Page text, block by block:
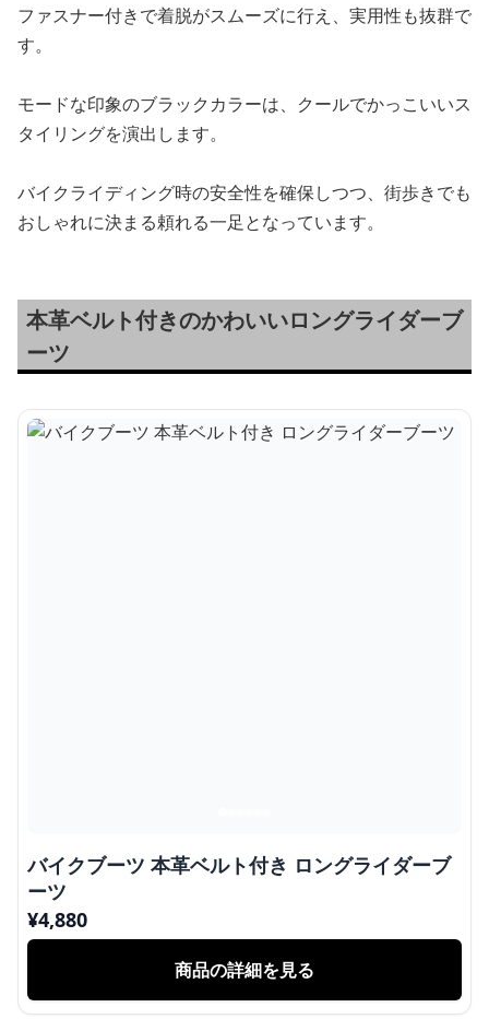
ファスナー付きで着脱がスムーズに行え、実用性も抜群で
す。
モードな印象のブラックカラーは、クールでかっこいいス
タイリングを演出します。
バイクライディング時の安全性を確保しつつ、街歩きでも
おしゃれに決まる頼れる一足となっています。
本革ベルト付きのかわいいロングライダーブ
ーツ
バイクブーツ 本革ベルト付き ロングライダーブ
ーツ
¥4,880
商品の詳細を見る